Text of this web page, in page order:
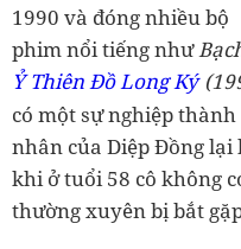
1990 và đóng nhiều bộ
phim nổi tiếng như
Ỷ Thiên Đồ Long Ký
có một sự nghiệp
nhân của Diệp Đồng
khi ở tuổi 58 cô không
thường xuyên bị bắt